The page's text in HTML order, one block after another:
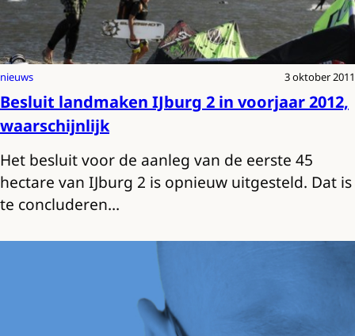
nieuws 3 oktober 2011
Besluit landmaken IJburg 2 in voorjaar 2012,
waarschijnlijk
Het besluit voor de aanleg van de eerste 45
hectare van IJburg 2 is opnieuw uitgesteld. Dat is
te concluderen…